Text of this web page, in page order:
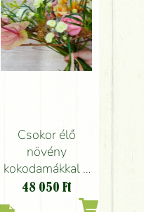
Csokor élő
növény
kokodamákkal a
virágok között (12
szál + növények)
48 050 Ft